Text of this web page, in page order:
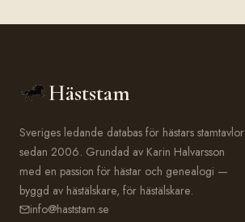
Häststam
Sveriges ledande databas för hästars stamtavlor
sedan 2006. Grundad av Karin Halvarsson
med en passion för hästar och genealogi —
byggd av hästälskare, för hästälskare.
info@haststam.se